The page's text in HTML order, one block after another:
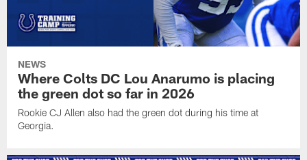
NEWS
Where Colts DC Lou Anarumo is placing
the green dot so far in 2026
Rookie CJ Allen also had the green dot during his time at
Georgia.